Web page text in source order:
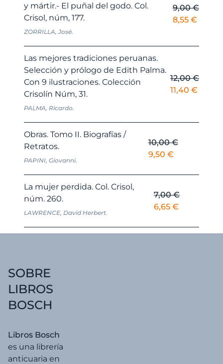
y mártir.- El puñal del godo. Col.
Crisol, núm, 177.
ZORRILLA, José.
9,00€
El
8,55 €
Las mejores tradiciones peruanas.
Selección y prólogo de Edith Palma.
Con 9 ilustraciones. Colección
Crisolín Núm, 31.
PALMA, Ricardo.
12,00€
El
era:
12,00 €.
11,40 €
es:
Obras. Tomo II. Biografías /
Retratos.
PAPINI, Giovanni.
10,00€
El
original
era:
10,00 €.
9,50 €El
actual
es:
9,50 €.
La mujer perdida. Col. Crisol,
núm. 260.
LAWRENCE, David Herbert.
7,00€
El
original
6,65 €
actual
SOBRE
LIBROS
BOSCH
Libros Bosch
es una librería
anticuaria en